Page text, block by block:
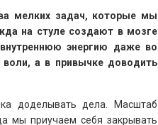
мелких задач, которые мы
на стуле создают в мозге
энергию даже во
воли, а в привычке доводить
доделывать дела. Масштаб
мы приучаем себя закрывать